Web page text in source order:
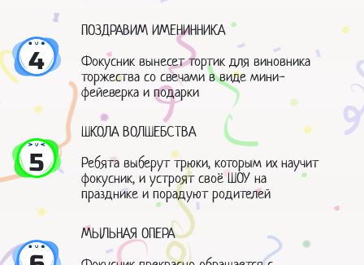
4
ПОЗДРАВИМ ИМЕНИННИКА
Фокусник вынесет тортик для виновника
торжества со свечами в виде мини-
фейеверка и подарки
5
ШКОЛА ВОЛШЕБСТВА
Ребята выберут трюки, которым их научит
фокусник, и устроят своё ШОУ на
празднике и порадуют родителей
МЫЛЬНАЯ ОПЕРА